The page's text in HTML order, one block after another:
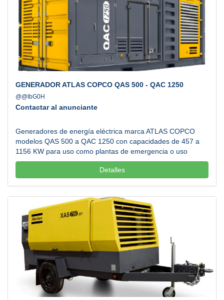
GENERADOR ATLAS COPCO QAS 500 - QAC 1250
@@IbG0H
Contactar al anunciante
Generadores de energía eléctrica marca ATLAS COPCO
modelos QAS 500 a QAC 1250 con capacidades de 457 a
1156 KW para uso como plantas de emergencia o uso
continuo 24/7. Diseñados especialmente para utilizarse en
áreas como la construcción, industria manufacturera,
de la República Mexicana. Llamanos....
Detalles